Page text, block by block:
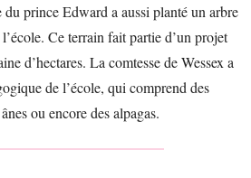
du prince Edward a aussi planté un arbre
Ce terrain fait partie d’un projet
d’hectares. La comtesse de Wessex a
de l’école, qui comprend des
ou encore des alpagas.